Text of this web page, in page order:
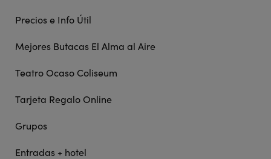
Precios e Info Útil
Mejores Butacas El Alma al Aire
Teatro Ocaso Coliseum
Tarjeta Regalo Online
Grupos
Entradas + hotel